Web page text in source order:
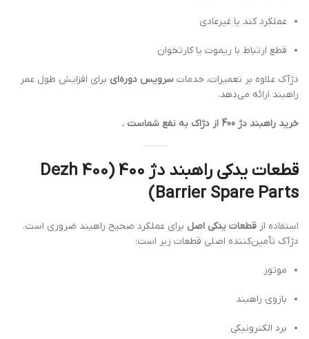
عملکرد کند یا غیرعادی
قطع ارتباط با ریموت یا کارتخوان
دژآک علاوه بر تعمیرات، خدمات سرویس دوره‌ای برای افزایش طول عمر
راهبند ارائه می‌دهد.
خرید راهبند دژ 400 از دژاک به نفع شماست .
قطعات یدکی راهبند دژ 400 (Dezh 400
Barrier Spare Parts)
استفاده از قطعات یدکی اصل برای عملکرد صحیح راهبند ضروری است.
دژآک تأمین‌کننده اصلی قطعات زیر است:
موتور
بازوی راهبند
برد الکترونیکی